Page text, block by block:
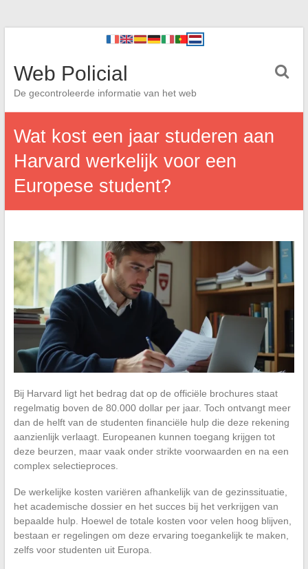
Web Policial
De gecontroleerde informatie van het web
Wat kost een jaar studeren aan
Harvard werkelijk voor een
Europese student?
Bij Harvard ligt het bedrag dat op de officiële brochures staat
regelmatig boven de 80.000 dollar per jaar. Toch ontvangt meer
dan de helft van de studenten financiële hulp die deze rekening
aanzienlijk verlaagt. Europeanen kunnen toegang krijgen tot
deze beurzen, maar vaak onder strikte voorwaarden en na een
complex selectieproces.
De werkelijke kosten variëren afhankelijk van de gezinssituatie,
het academische dossier en het succes bij het verkrijgen van
bepaalde hulp. Hoewel de totale kosten voor velen hoog blijven,
bestaan er regelingen om deze ervaring toegankelijk te maken,
zelfs voor studenten uit Europa.